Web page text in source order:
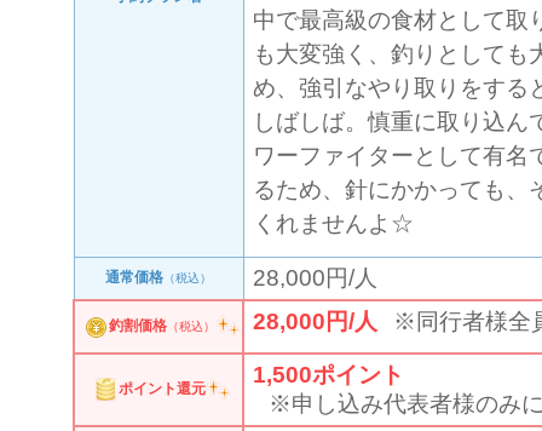
中で最高級の食材として取
も大変強く、釣りとしても
め、強引なやり取りをする
しばしば。慎重に取り込ん
ワーファイターとして有名
るため、針にかかっても、
くれませんよ☆
通常価格 （税込） 28,000円/人
釣割価格（税込） 28,000円/人 ※同行者様全
ポイント還元
1,500ポイント
※申し込み代表者様のみ